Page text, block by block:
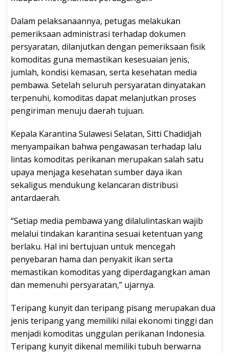
Dalam pelaksanaannya, petugas melakukan
pemeriksaan administrasi terhadap dokumen
persyaratan, dilanjutkan dengan pemeriksaan fisik
komoditas guna memastikan kesesuaian jenis,
jumlah, kondisi kemasan, serta kesehatan media
pembawa. Setelah seluruh persyaratan dinyatakan
terpenuhi, komoditas dapat melanjutkan proses
pengiriman menuju daerah tujuan.
Kepala Karantina Sulawesi Selatan, Sitti Chadidjah
menyampaikan bahwa pengawasan terhadap lalu
lintas komoditas perikanan merupakan salah satu
upaya menjaga kesehatan sumber daya ikan
sekaligus mendukung kelancaran distribusi
antardaerah.
“Setiap media pembawa yang dilalulintaskan wajib
melalui tindakan karantina sesuai ketentuan yang
berlaku. Hal ini bertujuan untuk mencegah
penyebaran hama dan penyakit ikan serta
memastikan komoditas yang diperdagangkan aman
dan memenuhi persyaratan,” ujarnya.
Teripang kunyit dan teripang pisang merupakan dua
jenis teripang yang memiliki nilai ekonomi tinggi dan
menjadi komoditas unggulan perikanan Indonesia.
Teripang kunyit dikenal memiliki tubuh berwarna